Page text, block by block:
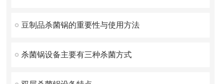
豆制品杀菌锅的重要性与使用方法
杀菌锅设备主要有三种杀菌方式